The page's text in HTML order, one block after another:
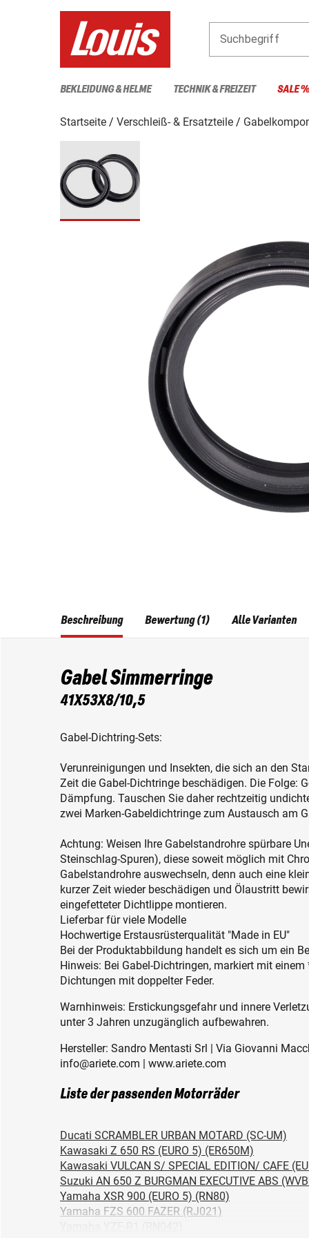
Suchbegriff
BEKLEIDUNG & HELME TECHNIK & FREIZEIT SALE %
Startseite Verschleiß- & Ersatzteile
Beschreibung
Gabel Simmerringe
41X53X8/10,5
Gabel-Dichtring-Sets:
Verunreinigungen und Insekten, die sich an den
Zeit die Gabel-Dichtringe beschädigen. Die Folge:
Dämpfung. Tauschen Sie daher rechtzeitig
zwei Marken-Gabeldichtringe zum Austausch am
Achtung: Weisen Ihre Gabelstandrohre spürbare
Steinschlag-Spuren), diese soweit möglich mit
Gabelstandrohre auswechseln, denn auch eine
kurzer Zeit wieder beschädigen und Ölaustritt
eingefetteter Dichtlippe montieren.
Lieferbar für viele Modelle
Hochwertige Erstausrüsterqualität "Made in EU"
Bei der Produktabbildung handelt es sich um ein
Hinweis: Bei Gabel-Dichtringen, markiert mit
Dichtungen mit doppelter Feder.
Warnhinweis: Erstickungsgefahr und innere
unter 3 Jahren unzugänglich aufbewahren.
Hersteller: Sandro Mentasti Srl | Via Giovanni
info@ariete.com | www.ariete.com
Liste der passenden Motorräder
Ducati SCRAMBLER URBAN MOTARD (SC-UM)
Kawasaki Z 650 RS (EURO 5) (ER650M)
Kawasaki VULCAN S/ SPECIAL EDITION/ CAFE
Suzuki AN 650 Z BURGMAN EXECUTIVE ABS
Yamaha XSR 900 (EURO 5) (RN80)
Yamaha FZS 600 FAZER (RJ021)
Bewertung (1) Alle Varianten